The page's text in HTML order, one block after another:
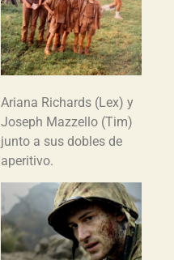
Ariana Richards (Lex) y
Joseph Mazzello (Tim)
junto a sus dobles de
aperitivo.